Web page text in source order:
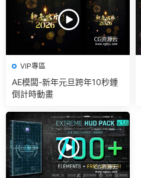
VIP專區
AE模闆-新年元旦跨年10秒鍾
倒計時動畫